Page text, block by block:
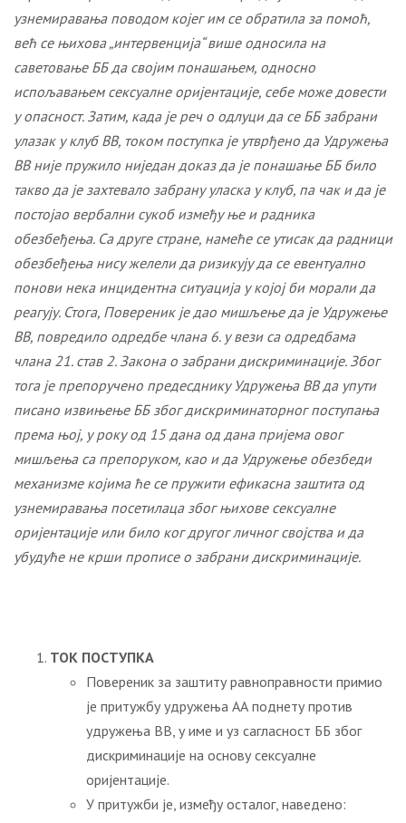
узнемиравања поводом којег им се обратила за помоћ,
већ се њихова „интервенција“ више односила на
саветовање ББ да својим понашањем, односно
испољавањем сексуалне оријентације, себе може довести
у опасност. Затим, када је реч о одлуци да се ББ забрани
улазак у клуб ВВ, током поступка је утврђено да Удружења
ВВ није пружило ниједан доказ да је понашање ББ било
такво да је захтевало забрану уласка у клуб, па чак и да је
постојао вербални сукоб између ње и радника
обезбеђења. Са друге стране, намеће се утисак да радници
обезбеђења нису желели да ризикују да се евентуално
понови нека инцидентна ситуација у којој би морали да
реагују. Стога, Повереник је дао мишљење да је Удружење
ВВ, повредило одредбе члана 6. у вези са одредбама
члана 21. став 2. Закона о забрани дискриминације. Због
тога је препоручено предесдникуУдружења ВВ да упути
писано извињење ББзбог дискриминаторног поступања
према њој, у року од 15 дана од дана пријема овог
мишљења са препоруком, као ида Удружење обезбеди
механизме којима ће се пружити ефикасна заштита од
узнемиравања посетилаца због њихове сексуалне
оријентације или било ког другог личног својстваи да
убудуће не крши прописе о забрани дискриминације.
ТОК ПОСТУПКА
Повереник за заштиту равноправности примио
је притужбу удружења АА поднету против
удружења ВВ, у име и уз сагласност ББ због
дискриминације на основу сексуалне
оријентације.
У притужби је, између осталог, наведено: